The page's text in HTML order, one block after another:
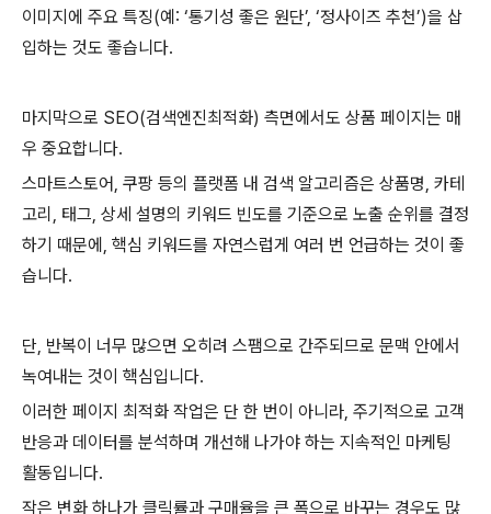
이미지에 주요 특징(예: ‘통기성 좋은 원단’, ‘정사이즈 추천’)을 삽
입하는 것도 좋습니다.
마지막으로 SEO(검색엔진최적화) 측면에서도 상품 페이지는 매
우 중요합니다.
스마트스토어, 쿠팡 등의 플랫폼 내 검색 알고리즘은 상품명, 카테
고리, 태그, 상세 설명의 키워드 빈도를 기준으로 노출 순위를 결정
하기 때문에, 핵심 키워드를 자연스럽게 여러 번 언급하는 것이 좋
습니다.
단, 반복이 너무 많으면 오히려 스팸으로 간주되므로 문맥 안에서
녹여내는 것이 핵심입니다.
이러한 페이지 최적화 작업은 단 한 번이 아니라, 주기적으로 고객
반응과 데이터를 분석하며 개선해 나가야 하는 지속적인 마케팅
활동입니다.
작은 변화 하나가 클릭률과 구매율을 큰 폭으로 바꾸는 경우도 많